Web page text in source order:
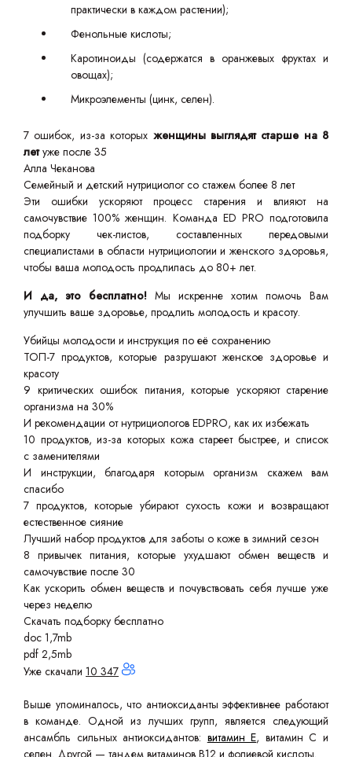
практически в каждом растении);
Фенольные кислоты;
Каротиноиды (содержатся в оранжевых фруктах и
овощах);
Микроэлементы (цинк, селен).
7 ошибок, из-за которых женщины выглядят старше на 8
летуже после 35
Алла Чеканова
Семейный и детский нутрициолог со стажем более 8 лет
Эти ошибки ускоряют процесс старения и влияют на
самочувствие 100% женщин. Команда ED PRO подготовила
подборку чек-листов, составленных передовыми
специалистами в области нутрициологии и женского здоровья,
чтобы ваша молодость продлилась до 80+ лет.
И да, это бесплатно! Мы искренне хотим помочь Вам
улучшить ваше здоровье, продлить молодость и красоту.
Убийцы молодости и инструкция по её сохранению
ТОП-7 продуктов, которые разрушают женское здоровье и
красоту
9 критических ошибок питания, которые ускоряют старение
организма на 30%
И рекомендации от нутрициологов EDPRO, как их избежать
10 продуктов, из-за которых кожа стареет быстрее, и список
с заменителями
И инструкции, благодаря которым организм скажем вам
спасибо
7 продуктов, которые убирают сухость кожи и возвращают
естественное сияние
Лучший набор продуктов для заботы о коже в зимний сезон
8 привычек питания, которые ухудшают обмен веществ и
самочувствие после 30
Как ускорить обмен веществ и почувствовать себя лучше уже
через неделю
Скачать подборку бесплатно
doc 1,7mb
pdf 2,5mb
Уже скачали 10 347
Выше упоминалось, что антиоксиданты эффективнее работают
в команде. Одной из лучших групп, является следующий
ансамбль сильных антиоксидантов: витамин Е, витамин С и
селен. Другой — тандем витаминов В12 и фолиевой кислоты.